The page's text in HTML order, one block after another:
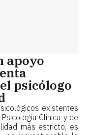
apoyo
psicólogo
existentes
Clínica y de
más estricto, es